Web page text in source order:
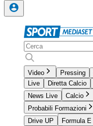
Video Pressing
Live
Diretta Calcio
News Live
Calcio
Probabili Formazioni
Drive UP
Formula E